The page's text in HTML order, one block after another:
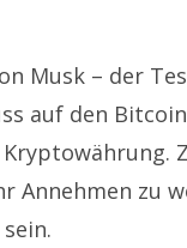
Musk – der
auf den
Annehmen zu